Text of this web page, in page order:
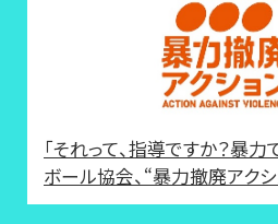
「それって、指導ですか？暴力
ボール協会、“暴力撤廃アク